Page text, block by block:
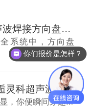
灵科超声波焊接方向盘气囊：为安全护航，为效...
系统中，方向盘
当VR邂逅灵科超声波：透视虚拟世界背后的硬...
，你便瞬间穿越...
你们报价是怎样？